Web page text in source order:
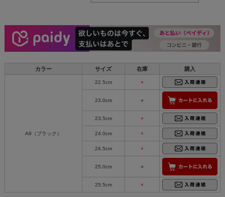
カラー サイズ 在庫 購入
A9（ブラック）
22.5cm ×
23.0cm ○
23.5cm ×
24.0cm ×
24.5cm ×
25.0cm ○
25.5cm ×